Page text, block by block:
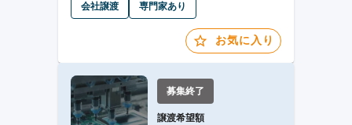
会社譲渡 専門家あり
お気に入り
募集終了
譲渡希望額